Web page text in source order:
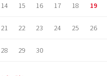
14 15 16 17 18 19
21 22 23 24 25 26
28 29 30